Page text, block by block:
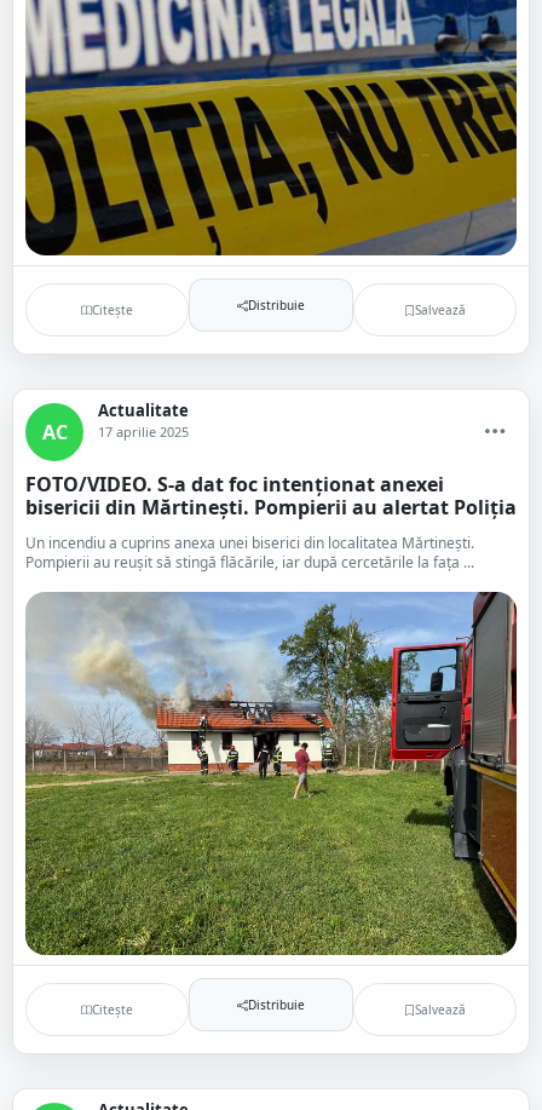
Citește Distribuie Salvează
AC
Actualitate
17 aprilie 2025
FOTO/VIDEO. S-a dat foc intenționat anexei
bisericii din Mărtinești. Pompierii au alertat Poliția
Un incendiu a cuprins anexa unei biserici din localitatea Mărtinești.
Pompierii au reușit să stingă flăcările, iar după cercetările la fața ...
Citește Distribuie Salvează